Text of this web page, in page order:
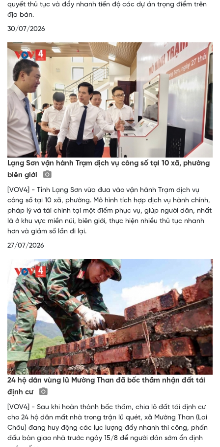
quyết thủ tục và đẩy nhanh tiến độ các dự án trọng điểm trên
địa bàn.
30/07/2026
Lạng Sơn vận hành Trạm dịch vụ công số tại 10 xã, phường
biên giới
[VOV4] - Tỉnh Lạng Sơn vừa đưa vào vận hành Trạm dịch vụ
công số tại 10 xã, phường. Mô hình tích hợp dịch vụ hành chính,
pháp lý và tài chính tại một điểm phục vụ, giúp người dân, nhất
là ở khu vực miền núi, biên giới, thực hiện nhiều thủ tục nhanh
hơn và giảm số lần đi lại.
27/07/2026
24 hộ dân vùng lũ Mường Than đã bốc thăm nhận đất tái
định cư
[VOV4] - Sau khi hoàn thành bốc thăm, chia lô đất tái định cư
cho 24 hộ dân mất nhà trong trận lũ quét, xã Mường Than (Lai
Châu) đang huy động các lực lượng đẩy nhanh thi công, phấn
đấu bàn giao nhà trước ngày 15/8 để người dân sớm ổn định